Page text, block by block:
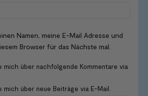
Namen, meine E-Mail Adresse und
Browser für das Nächste mal.
mich über nachfolgende Kommentare via
mich über neue Beiträge via E-Mail.